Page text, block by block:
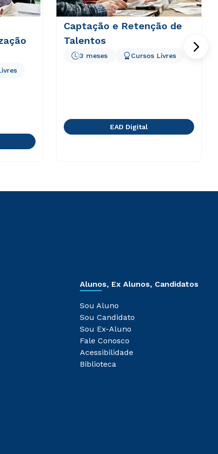
Captação e Retenção de
Talentos
3 meses Cursos Livres
EAD Digital
Alunos, Ex Alunos, Candidatos
Sou Aluno
Sou Candidato
Sou Ex-Aluno
Fale Conosco
Acessibilidade
Biblioteca